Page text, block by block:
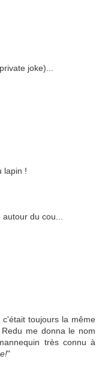
joke)...
lapin !
du cou...
toujours la même
me donna le nom
très connu à
"